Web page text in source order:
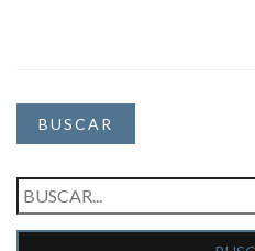
BUSCAR